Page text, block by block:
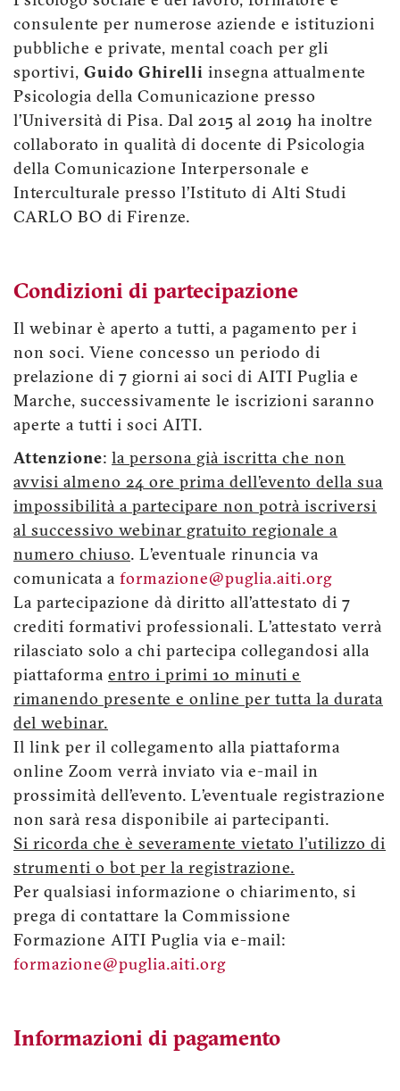
consulente per numerose aziende e istituzioni
pubbliche e private, mental coach per gli
sportivi, Guido Ghirelli insegna attualmente
Psicologia della Comunicazione presso
l’Università di Pisa. Dal 2015 al 2019 ha inoltre
collaborato in qualità di docente di Psicologia
della Comunicazione Interpersonale e
Interculturale presso l’Istituto di Alti Studi
CARLO BO di Firenze.
Condizioni di partecipazione
Il webinar è aperto a tutti, a pagamento per i
non soci. Viene concesso un periodo di
prelazione di 7 giorni ai soci di AITI Puglia e
Marche, successivamente le iscrizioni saranno
aperte a tutti i soci AITI.
Attenzione: la persona già iscritta che non
avvisi almeno 24 ore prima dell’evento della sua
impossibilità a partecipare non potrà iscriversi
al successivo webinar gratuito regionale a
numero chiuso. L’eventuale rinuncia va
comunicata a formazione@puglia.aiti.org
La partecipazione dà diritto all’attestato di 7
crediti formativi professionali. L’attestato verrà
rilasciato solo a chi partecipa collegandosi alla
piattaforma entro i primi 10 minuti e
rimanendo presente e online per tutta la durata
del webinar.
Il link per il collegamento alla piattaforma
online Zoom verrà inviato via e-mail in
prossimità dell’evento. L’eventuale registrazione
non sarà resa disponibile ai partecipanti.
Si ricorda che è severamente vietato l’utilizzo di
strumenti o bot per la registrazione.
Per qualsiasi informazione o chiarimento, si
prega di contattare la Commissione
Formazione AITI Puglia via e-mail:
formazione@puglia.aiti.org
Informazioni di pagamento